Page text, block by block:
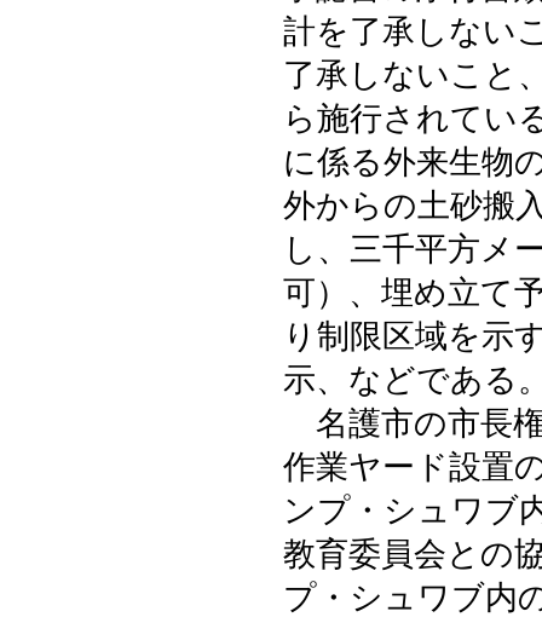
計を了承しない
了承しないこと
ら施行されてい
に係る外来生物
外からの土砂搬
し、三千平方メ
可）、埋め立て
り制限区域を示
示、などである
名護市の市長
作業ヤード設置
ンプ・シュワブ
教育委員会との
プ・シュワブ内